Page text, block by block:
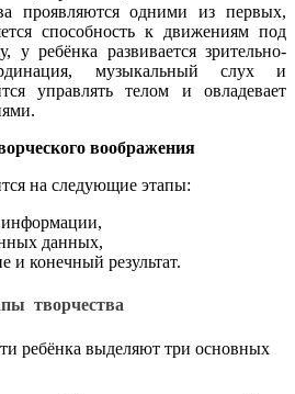
проявляются одними из первых,
способность к движениям под
у ребёнка развивается зрительно-
музыкальный слух и
управлять телом и овладевает
воображения
на следующие этапы:
информации,
данных,
и конечный результат.
творчества
ребёнка выделяют три основных